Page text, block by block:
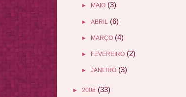
► MAIO (3)
► ABRIL (6)
► MARÇO (4)
► FEVEREIRO (2)
► JANEIRO (3)
► 2008 (33)